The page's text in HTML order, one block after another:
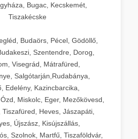
Bugac, Kecskemét,
Tiszakécske
Budaörs, Pécel, Gödöllő,
Szentendre, Dorog,
Visegrád, Mátrafüred,
Salgótarján,Rudabánya,
Edelény, Kazincbarcika,
Miskolc, Eger, Mezőkövesd,
Tiszafüred, Heves, Jászapáti,
Újszász, Kisújszállás,
Szolnok, Martfű, Tiszaföldvár,